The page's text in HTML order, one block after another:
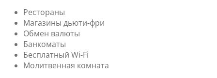
Рестораны
Магазины дьюти-фри
Обмен валюты
Банкоматы
Бесплатный Wi-Fi
Молитвенная комната